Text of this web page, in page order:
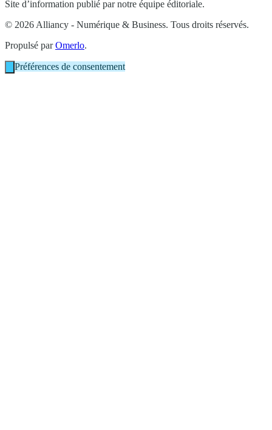
Site d’information publié par notre équipe éditoriale.
© 2026 Alliancy - Numérique & Business. Tous droits réservés.
Propulsé parOmerlo.
Préférences de consentement